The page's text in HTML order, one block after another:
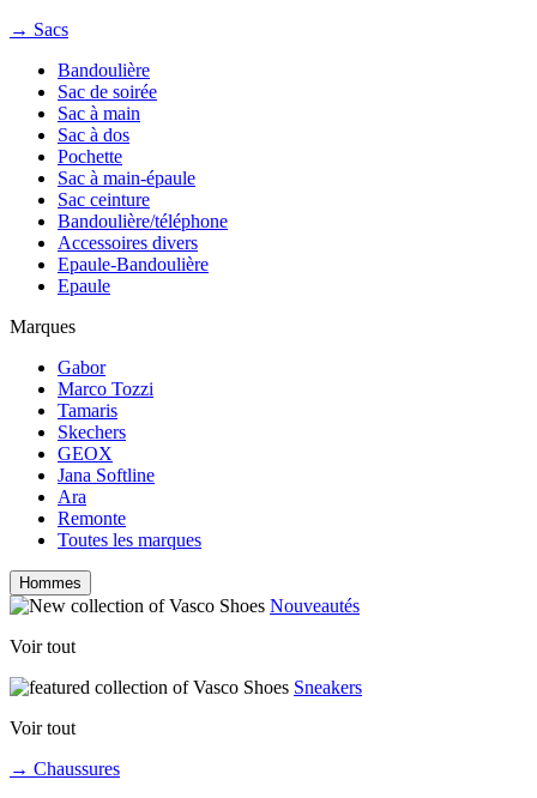
→ Sacs
Bandoulière
Sac de soirée
Sac à main
Sac à dos
Pochette
Sac à main-épaule
Sac ceinture
Bandoulière/téléphone
Accessoires divers
Epaule-Bandoulière
Epaule
Marques
Gabor
Marco Tozzi
Tamaris
Skechers
GEOX
Jana Softline
Ara
Remonte
Toutes les marques
Hommes
Nouveautés
Voir tout
Sneakers
Voir tout
→ Chaussures